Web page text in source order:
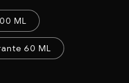
ML
60 ML